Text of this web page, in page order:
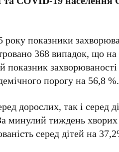
показники
368 випадок, що
порогу на 56,8 %.
дорослих, так і серед
минулий тиждень хворих
серед дітей на